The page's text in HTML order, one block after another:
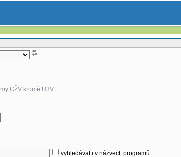
CŽV kromě U3V
vyhledávat i v názvech programů